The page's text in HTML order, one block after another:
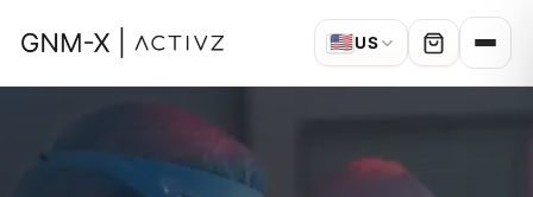
🇺🇸US